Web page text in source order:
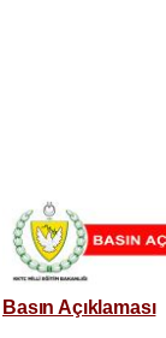
Basın Açıklaması